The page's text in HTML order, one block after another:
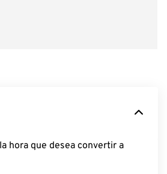
hora que desea convertir a